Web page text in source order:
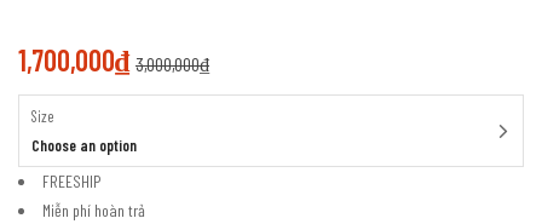
1,700,000₫ 3,000,000₫
Size
Choose an option
FREESHIP
Miễn phí hoàn trả